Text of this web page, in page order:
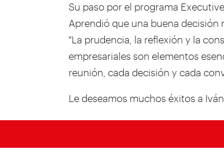
Su paso por el programa
Aprendió que una buena decisión
"La prudencia, la reflexión y la
empresariales son elementos
reunión, cada decisión y cada
Le deseamos muchos éxitos a